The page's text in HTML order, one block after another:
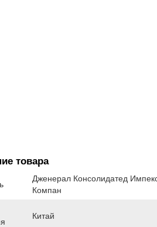
товара
Дженерал Консолидатед
Компан
Китай